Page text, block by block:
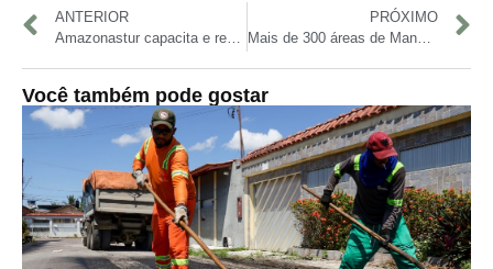
ANTERIOR
PRÓXIMO
Mais de 300 áreas de Manaus devem ficar sem água nesta terça-feira
Você também pode gostar